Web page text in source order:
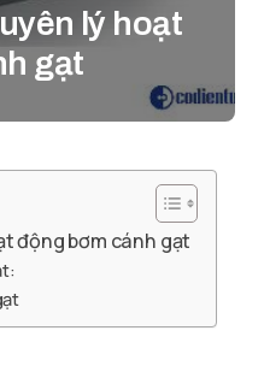
lý hoạt
gạt
động bơm cánh gạt